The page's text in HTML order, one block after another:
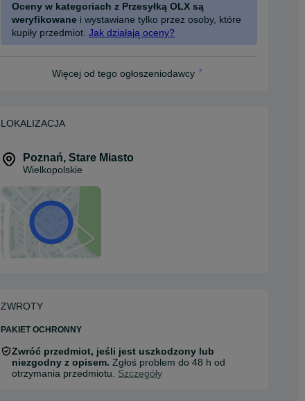
Oceny w kategoriach z Przesyłką OLX są
weryfikowane i wystawiane tylko przez osoby, które
kupiły przedmiot. Jak działają oceny?
Więcej od tego ogłoszeniodawcy
LOKALIZACJA
Poznań, Stare Miasto
Wielkopolskie
ZWROTY
PAKIET OCHRONNY
Zwróć przedmiot, jeśli jest uszkodzony lub
niezgodny z opisem. Zgłoś problem do 48 h od
otrzymania przedmiotu. Szczegóły